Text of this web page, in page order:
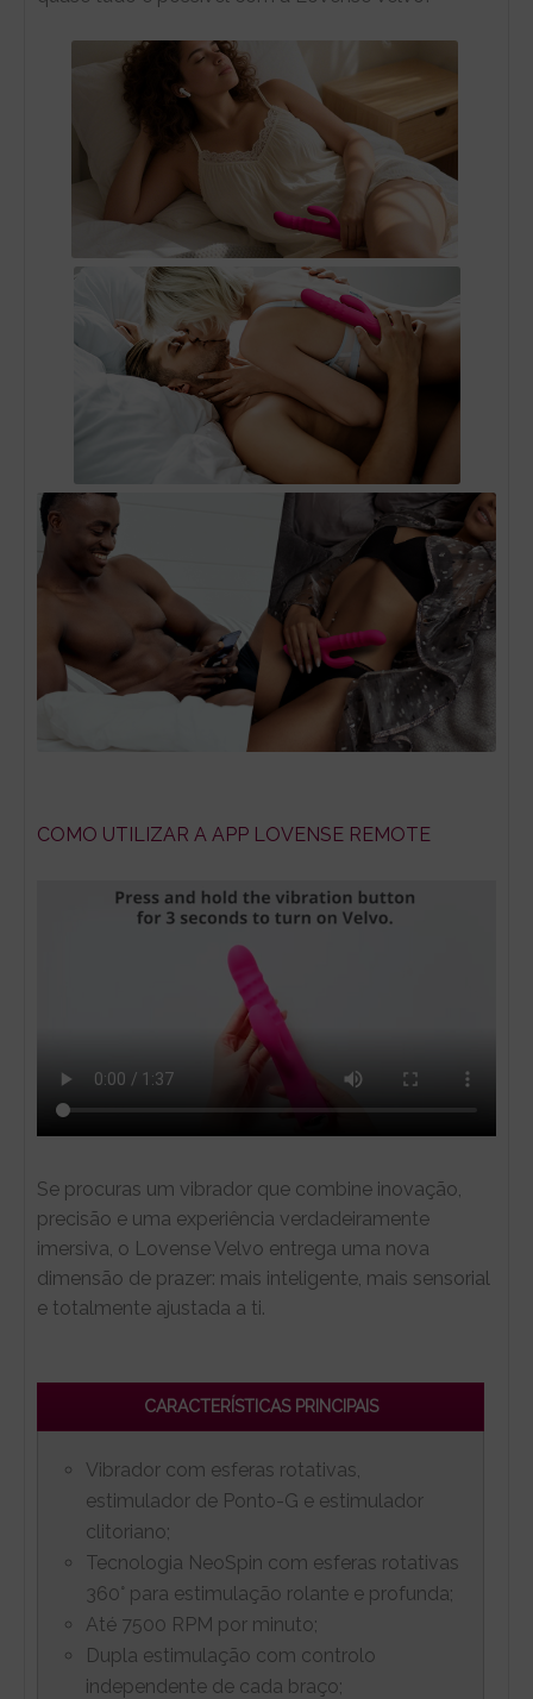
COMO UTILIZAR A APP LOVENSE REMOTE
Se procuras um vibrador que combine inovação,
precisão e uma experiência verdadeiramente
imersiva, o Lovense Velvo entrega uma nova
dimensão de prazer: mais inteligente, mais sensorial
e totalmente ajustada a ti.
CARACTERÍSTICAS PRINCIPAIS
Vibrador com esferas rotativas,
estimulador de Ponto-G e estimulador
clitoriano;
Tecnologia NeoSpin com esferas rotativas
360° para estimulação rolante e profunda;
Até 7500 RPM por minuto;
Dupla estimulação com controlo
independente de cada braço;